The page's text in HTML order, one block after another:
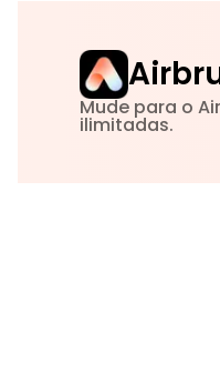
Mude para o
ilimitadas.